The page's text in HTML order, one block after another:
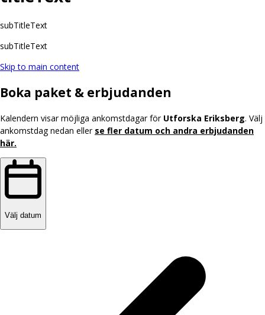
subTitleText
subTitleText
Skip to main content
Boka paket & erbjudanden
Kalendern visar möjliga ankomstdagar för Utforska Eriksberg. Välj
ankomstdag nedan eller se fler datum och andra erbjudanden
här.
Välj datum